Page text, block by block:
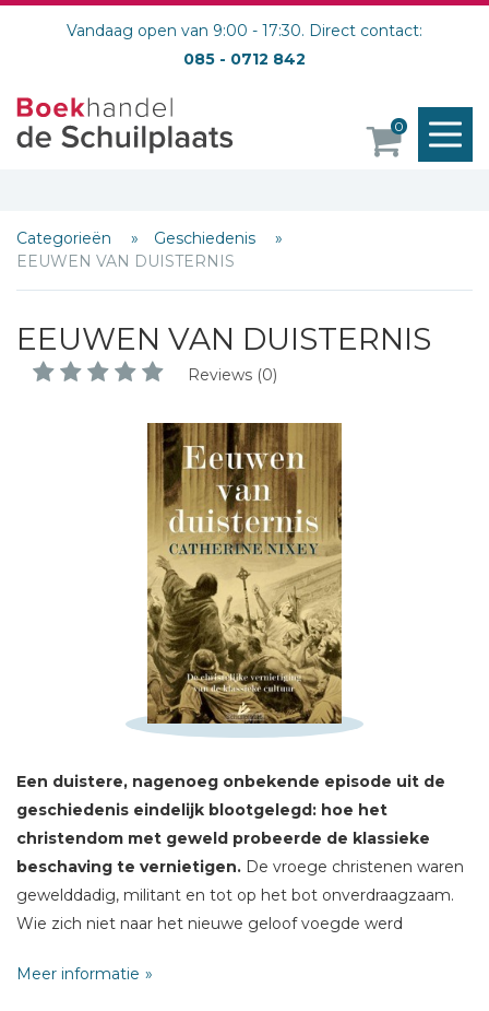
Vandaag open van 9:00 - 17:30. Direct contact:
085 - 0712 842
0
Categorieën
Geschiedenis
EEUWEN VAN DUISTERNIS
EEUWEN VAN DUISTERNIS
Reviews (0)
Een duistere, nagenoeg onbekende episode uit de
geschiedenis eindelijk blootgelegd: hoe het
christendom met geweld probeerde de klassieke
beschaving te vernietigen. De vroege christenen waren
gewelddadig, militant en tot op het bot onverdraagzaam.
Wie zich niet naar het nieuwe geloof voegde werd
gesloopt, beelden aan stukken geslagen, een grootse
Meer informatie
Schrijf hieronder je review!
Bericht *